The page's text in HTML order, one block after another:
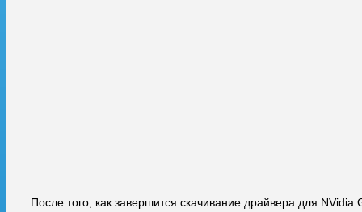
После того, как завершится скачивание драйвера для